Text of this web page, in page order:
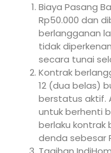
Biaya Pasang
Rp50.000 dan
berlangganan
tidak
secara tunai
Kontrak
12 (dua belas)
berstatus aktif.
untuk berhenti
berlaku kontrak
denda sebesar